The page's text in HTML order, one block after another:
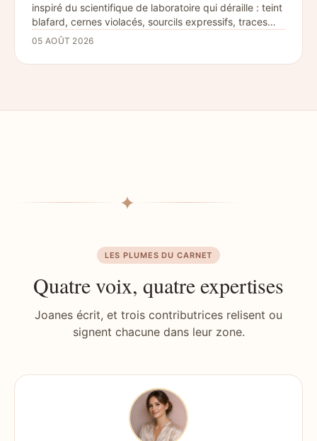
inspiré du scientifique de laboratoire qui déraille : teint
blafard, cernes violacés, sourcils expressifs, traces
d’expérience et cheveux électrisés. Pour un rendu
produits
05 AOÛT 2026
LES PLUMES DU CARNET
Quatre voix, quatre expertises
Joanes écrit, et trois contributrices relisent ou
signent chacune dans leur zone.